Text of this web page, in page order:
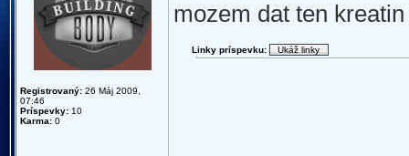
Registrovaný: 26 Máj 2009,
07:46
Príspevky: 10
Karma: 0
mozem dat ten
Linky príspevku: